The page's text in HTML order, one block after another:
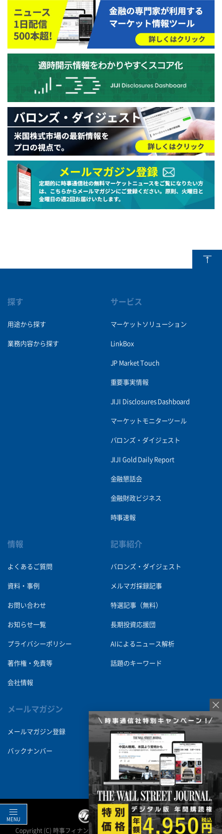
MENU
探す
用途から探す
業務内容から探す
サービス
マーケットソリューション
LinkBox
JP Market Touch
重要事実情報
JIJI Disclosures Dashboard
マーケットモニターツール
バロンズ・ダイジェスト
JIJI Gold Daily Report
金融懇話会
金融財政ビジネス
時事速報
情報
よくあるご質問
資料・事例
お問い合わせ
お知らせ一覧
プライバシーポリシー
著作権・免責等
会社情報
記事紹介
バロンズ・ダイジェスト
メルマガ採録記事
特選記事（無料）
長期投資応援団
AIによるニュース解析
話題のキーワード
メールマガジン
メールマガジン登録
バックナンバー
Copyright (C) 時事フィナンシャルソリューションズ All Right Reserved.